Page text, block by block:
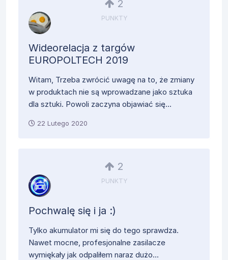
2
PUNKTY
Wideorelacja z targów
EUROPOLTECH 2019
Witam, Trzeba zwrócić uwagę na to, że zmiany
w produktach nie są wprowadzane jako sztuka
dla sztuki. Powoli zaczyna objawiać się...
22 Lutego 2020
2
PUNKTY
Pochwalę się i ja :)
Tylko akumulator mi się do tego sprawdza.
Nawet mocne, profesjonalne zasilacze
wymiękały jak odpaliłem naraz dużo...